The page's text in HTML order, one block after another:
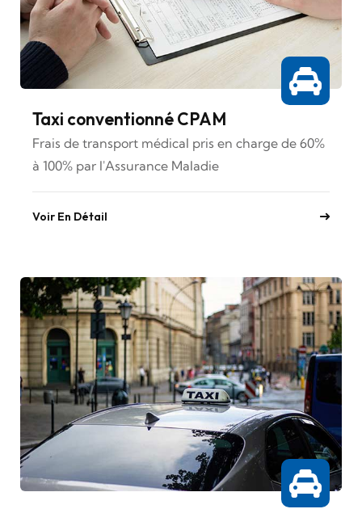
Taxi conventionné CPAM
Frais de transport médical pris en charge de 60%
à 100% par l'Assurance Maladie
Voir En Détail